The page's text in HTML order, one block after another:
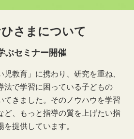
さまについて
ぶセミナー開催
教育」に携わり、研究を重ね、
法で学習に困っている子どもの
てきました。そのノウハウを学習
ど、もっと指導の質を上げたい指
提供しています。